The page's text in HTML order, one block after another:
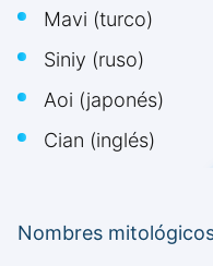
Mavi (turco)
Siniy (ruso)
Aoi (japonés)
Cian (inglés)
Nombres